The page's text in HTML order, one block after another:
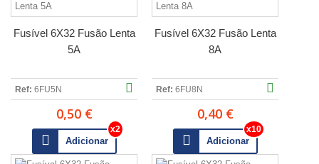
Fusível 6X32 Fusão Lenta
5A
Ref: 6FU5N
0,50 €
Adicionar
Fusível 6X32 Fusão Lenta
8A
Ref: 6FU8N
0,40 €
Adicionar